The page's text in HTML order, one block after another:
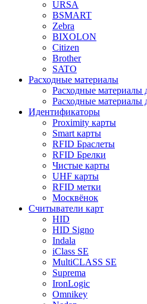
URSA
BSMART
Zebra
BIXOLON
Citizen
Brother
SATO
Расходные материалы
Расходные материалы
Расходные материалы
Идентификаторы
Proximity карты
Smart карты
RFID Браслеты
RFID Брелки
Чистые карты
UHF карты
RFID метки
Москвёнок
Считыватели карт
HID
HID Signo
Indala
iClass SE
MultiCLASS SE
Suprema
IronLogic
Omnikey